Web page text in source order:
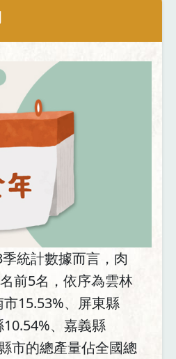
統計數據而言，肉
前5名，依序為雲林
15.53%、屏東縣
、嘉義縣
市的總產量佔全國總